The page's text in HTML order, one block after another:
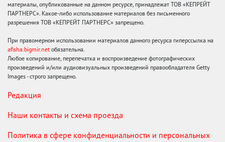
материалы, опубликованные на данном ресурсе, принадлежат ТОВ «КЕПРЕЙТ
ПАРТНЕРС». Какое-либо использование материалов без письменного
разрешения ТОВ «КЕПРЕЙТ ПАРТНЕРС» запрещено.
При правомерном использовании материалов данного ресурса гиперссылка на
afisha.bigmir.net обязательна.
Любое копирование, перепечатка и воспроизведение фотографических
произведений и/или аудиовизуальных произведений правообладателя Getty
Images - строго запрещено.
Редакция
Наши контакты и схема проезда
Политика в сфере конфиденциальности и персональных